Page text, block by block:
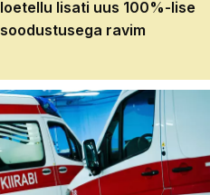
loetellu lisati uus 100%-lise
soodustusega ravim